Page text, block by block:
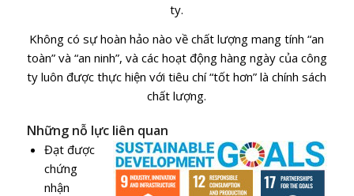
ty.
Không có sự hoàn hảo nào về chất lượng mang tính “an
toàn” và “an ninh”, và các hoạt động hàng ngày của công
ty luôn được thực hiện với tiêu chí “tốt hơn” là chính sách
chất lượng.
Những nỗ lực liên quan
Đạt được
chứng
nhận